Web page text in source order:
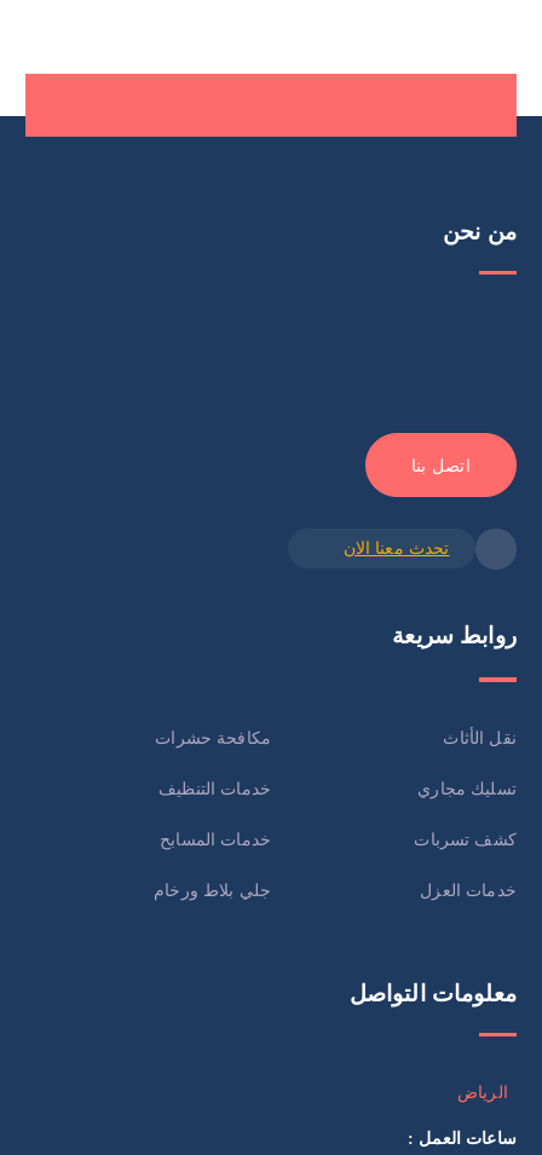
من نحن
اتصل بنا
تحدث معنا الان
روابط سريعة
نقل الأثاث مكافحة حشرات
تسليك مجاري خدمات التنظيف
كشف تسربات خدمات المسابح
خدمات العزل جلي بلاط ورخام
معلومات التواصل
الرياض
ساعات العمل :